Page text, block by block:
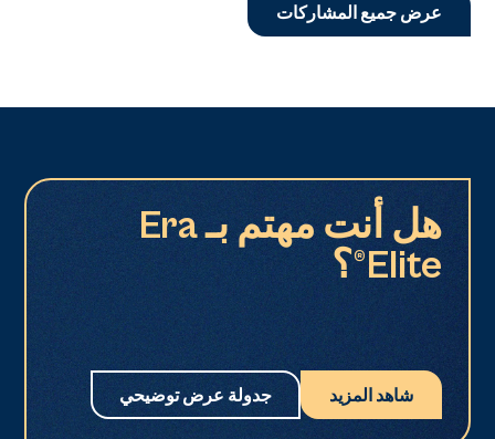
عرض جميع المشاركات
هل أنت مهتم بـ Era
Elite®؟
شاهد المزيد جدولة عرض توضيحي